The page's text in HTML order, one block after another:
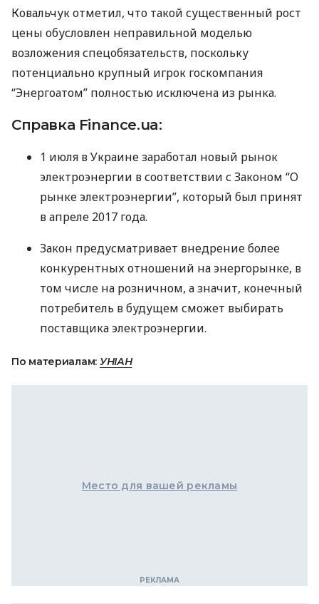
Ковальчук отметил, что такой существенный рост
цены обусловлен неправильной моделью
возложения спецобязательств, поскольку
потенциально крупный игрок госкомпания
“Энергоатом” полностью исключена из рынка.
Справка Finance.ua:
1 июля в Украине заработал новый рынок
электроэнергии в соответствии с Законом “О
рынке электроэнергии”, который был принят
в апреле 2017 года.
Закон предусматривает внедрение более
конкурентных отношений на энергорынке, в
том числе на розничном, а значит, конечный
потребитель в будущем сможет выбирать
поставщика электроэнергии.
По материалам: УНІАН
Место для вашей рекламы